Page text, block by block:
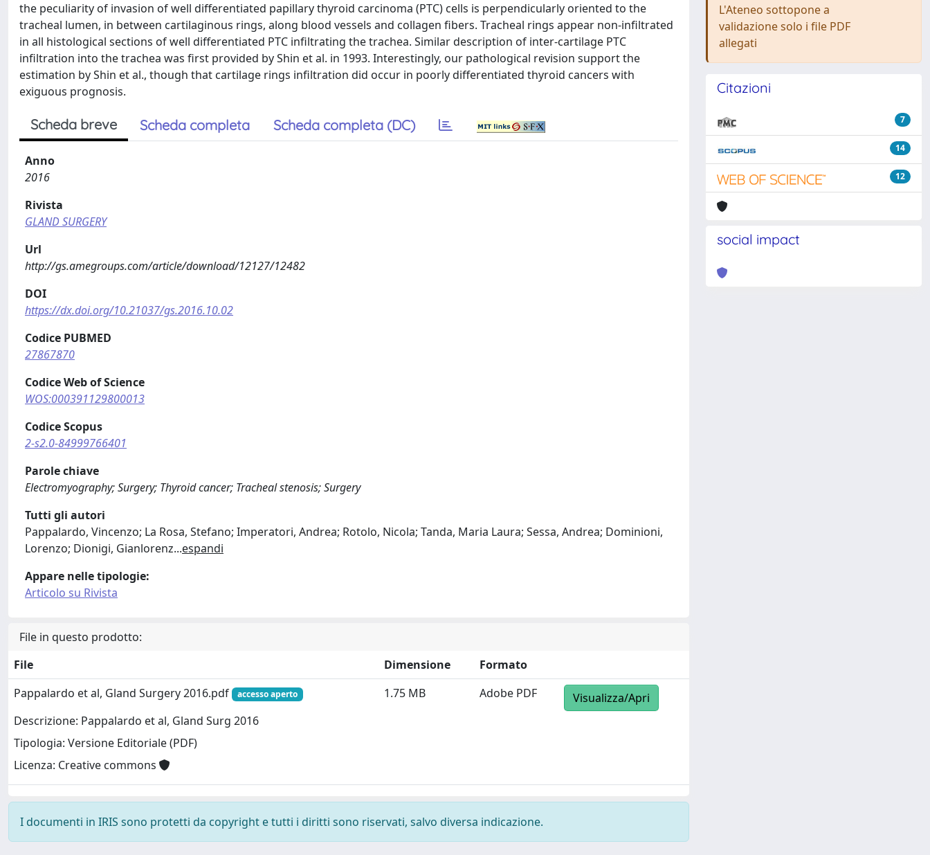
the peculiarity of invasion of well differentiated papillary thyroid carcinoma (PTC) cells is perpendicularly oriented to the
tracheal lumen, in between cartilaginous rings, along blood vessels and collagen fibers. Tracheal rings appear non-infiltrated
in all histological sections of well differentiated PTC infiltrating the trachea. Similar description of inter-cartilage PTC
infiltration into the trachea was first provided by Shin et al. in 1993. Interestingly, our pathological revision support the
estimation by Shin et al., though that cartilage rings infiltration did occur in poorly differentiated thyroid cancers with
exiguous prognosis.
Scheda breve Scheda completa Scheda completa (DC)
Anno
2016
Rivista
GLAND SURGERY
Url
http://gs.amegroups.com/article/download/12127/12482
DOI
https://dx.doi.org/10.21037/gs.2016.10.02
Codice PUBMED
27867870
Codice Web of Science
WOS:000391129800013
Codice Scopus
2-s2.0-84999766401
Parole chiave
Electromyography; Surgery; Thyroid cancer; Tracheal stenosis; Surgery
Tutti gli autori
Pappalardo, Vincenzo; La Rosa, Stefano; Imperatori, Andrea; Rotolo, Nicola; Tanda, Maria Laura; Sessa, Andrea; Dominioni,
Lorenzo; Dionigi, Gianlorenz...espandi
Appare nelle tipologie:
Articolo su Rivista
File in questo prodotto:
File
Dimensione
Formato
Pappalardo et al, Gland Surgery 2016.pdf
accesso aperto
Descrizione: Pappalardo et al, Gland Surg 2016
Tipologia: Versione Editoriale (PDF)
Licenza: Creative commons
1.75 MB Adobe PDF Visualizza/Apri
I documenti in IRIS sono protetti da copyright e tutti i diritti sono riservati, salvo diversa indicazione.
L'Ateneo sottopone a
validazione solo i file PDF
allegati
Citazioni
7
14
12
social impact